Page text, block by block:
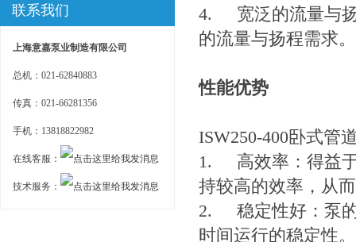
联系我们
上海意嘉泵业制造有限公司
总机：021-62840883
传真：021-66281356
手机：13818822982
在线客服：
技术服务：
4.
宽泛的流量与
的流量与扬程需求。
性能优势
ISW250-400卧式管
1.
高效率：得益
持较高的效率，从
2.
稳定性好：泵
时间运行的稳定性。